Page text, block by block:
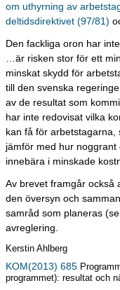
om uthyrning av
deltidsdirektivet (97/81)
Den fackliga oron har
…är risken stor för ett
minskat skydd för
till den svenska
av de resultat som
har inte redovisat vilka
kan få för
jämför med hur
innebära i minskade
Av brevet framgår också
den översyn och
samråd som planeras (se
avreglering.
Kerstin Ahlberg
KOM(2013) 685
programmet): resultat och